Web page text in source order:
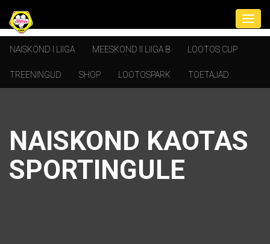
NAISKOND I LIIGA MEESKOND II LIIGA B LOOTOS CUP
TREENINGUD SHOP LOOTOSPARK TOETAJAD
NAISKOND KAOTAS
SPORTINGULE